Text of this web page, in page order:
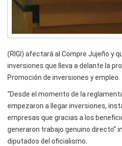
(RIGI) afectará al Compre Jujeño y
inversiones que lleva a delante la
Promoción de inversiones y empleo.
“Desde el momento de la
empezaron a llegar inversiones,
empresas que gracias a los
generaron trabajo genuino directo”
diputados del oficialismo.